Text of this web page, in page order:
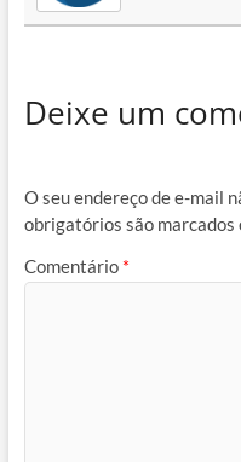
Deixe um
O seu endereço de e-mail
obrigatórios são marcados
Comentário *